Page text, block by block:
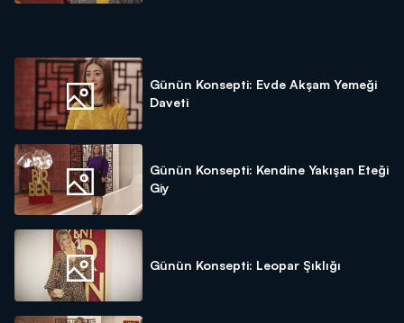
Günün Konsepti: Evde Akşam Yemeği
Daveti
Günün Konsepti: Kendine Yakışan Eteği
Giy
Günün Konsepti: Leopar Şıklığı